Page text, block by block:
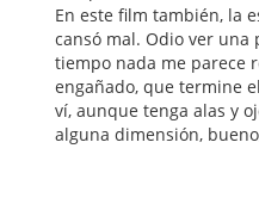
En este film también, la
cansó mal. Odio ver una
tiempo nada me parece
engañado, que termine
ví, aunque tenga alas y
alguna dimensión,